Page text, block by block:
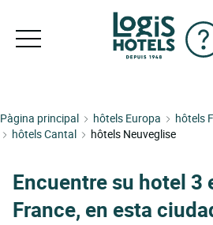
Pàgina principal hôtels Europa hôtels
hôtels Cantal
hôtels Neuveglise
Encuentre su hotel 3
France, en esta